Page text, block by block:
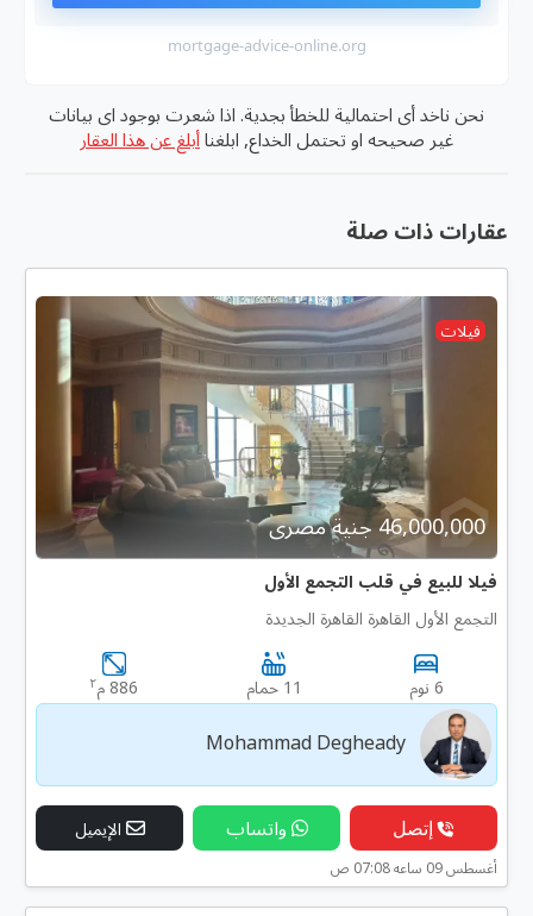
mortgage-advice-online.org
نحن ناخد أى احتمالية للخطأ بجدية. اذا شعرت بوجود اى بيانات
غير صحيحه او تحتمل الخداع, ابلغنا أبلغ عن هذا العقار
عقارات ذات صلة
فيلات
46,000,000 جنية مصرى
فيلا للبيع في قلب التجمع الأول
التجمع الأول القاهرة القاهرة الجديدة
6 نوم 11 حمام 886 م ٢
Mohammad Degheady
إتصل واتساب الإيميل
أغسطس 09 ساعه 07:08 ص